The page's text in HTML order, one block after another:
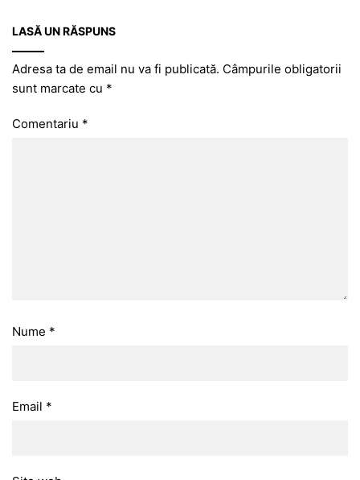
LASĂ UN RĂSPUNS
Adresa ta de email nu va fi publicată. Câmpurile obligatorii
sunt marcate cu *
Comentariu *
Nume *
Email *